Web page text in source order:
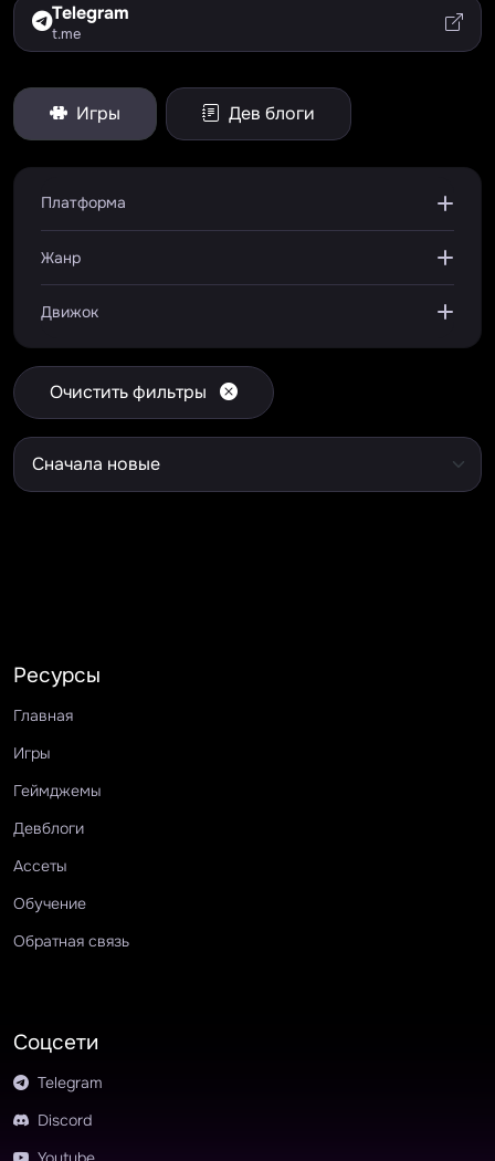
Telegram
t.me
Игры Дев блоги
Платформа
Жанр
Движок
Очистить фильтры
Ресурсы
Главная
Игры
Геймджемы
Девблоги
Ассеты
Обучение
Обратная связь
Соцсети
Telegram
Discord